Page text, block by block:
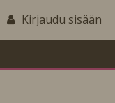
Kirjaudu sisään